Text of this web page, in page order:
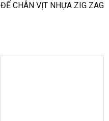
ĐẾ CHÂN VỊT NHỰA ZIG ZAG